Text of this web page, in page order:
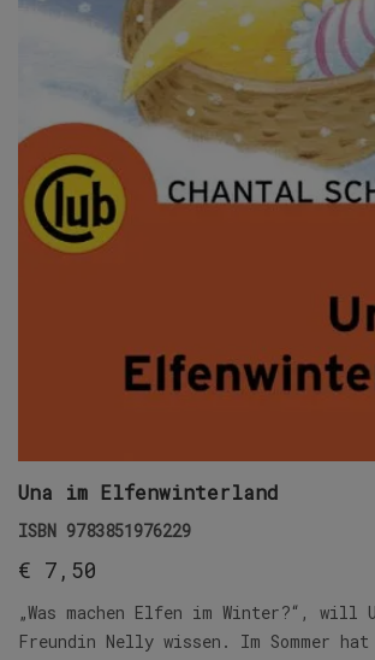
Una im Elfenwinterland
ISBN 9783851976229
€ 7,50
„Was machen Elfen im Winter?“, will
Freundin Nelly wissen. Im Sommer